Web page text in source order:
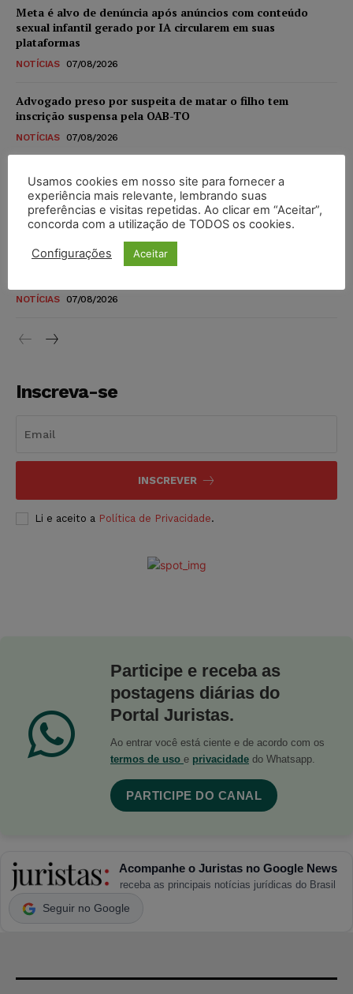
Meta é alvo de denúncia após anúncios com conteúdo
sexual infantil gerado por IA circularem em suas
plataformas
NOTÍCIAS 07/08/2026
Advogado preso por suspeita de matar o filho tem
inscrição suspensa pela OAB-TO
NOTÍCIAS 07/08/2026
STF amplia isenção de IBS e CBS na compra de veículos
novos para pessoas com deficiência e autistas de todos os
níveis
DIREITO TRIBUTÁRIO 07/08/2026
Justiça do Trabalho mantém justa causa de empregado que
NOTÍCIAS 07/08/2026
Inscreva-se
INSCREVER
Li e aceito a Política de Privacidade.
Participe e receba as
postagens diárias do
Portal Juristas.
Ao entrar você está ciente e de acordo com os
termos de uso e privacidade do Whatsapp.
PARTICIPE DO CANAL
Acompanhe o Juristas no Google News
receba as principais notícias jurídicas do Brasil
Seguir no Google
Usamos cookies em nosso site para fornecer a
experiência mais relevante, lembrando suas
preferências e visitas repetidas. Ao clicar em “Aceitar”,
concorda com a utilização de TODOS os cookies.
Configurações Aceitar